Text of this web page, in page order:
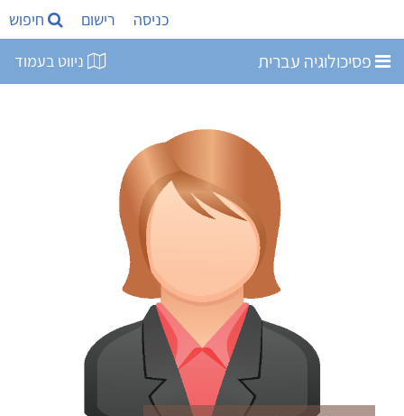
כניסה רישום חיפוש
פסיכולוגיה עברית ניווט בעמוד